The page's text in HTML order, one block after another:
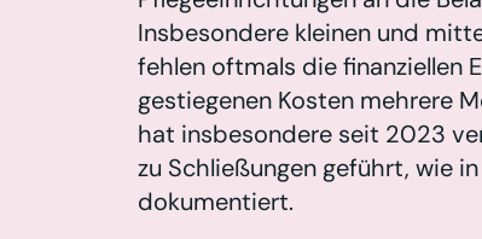
Insbesondere kleinen und
fehlen oftmals die finanziellen
gestiegenen Kosten mehrere
hat insbesondere seit 2023
zu Schließungen geführt, wie
dokumentiert.